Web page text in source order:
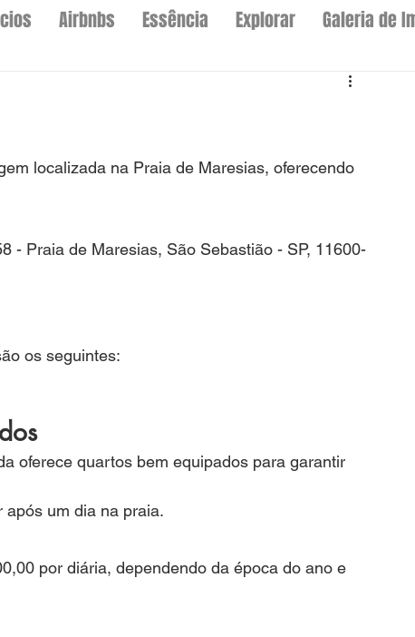
Airbnbs Essência Explorar Galeria de
localizada na Praia de Maresias, oferecendo
- Praia de Maresias, São Sebastião - SP, 11600-
os seguintes:
oferece quartos bem equipados para garantir
após um dia na praia.
por diária, dependendo da época do ano e